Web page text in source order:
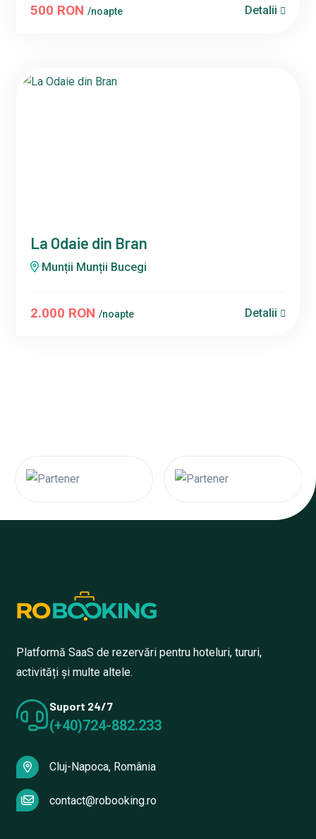
500 RON/noapte Detalii
La Odaie din Bran
Munții Munții Bucegi
2.000 RON/noapte Detalii
Platformă SaaS de rezervări pentru hoteluri, tururi,
activități și multe altele.
Suport 24/7
(+40)724-882.233
Cluj-Napoca, România
contact@robooking.ro